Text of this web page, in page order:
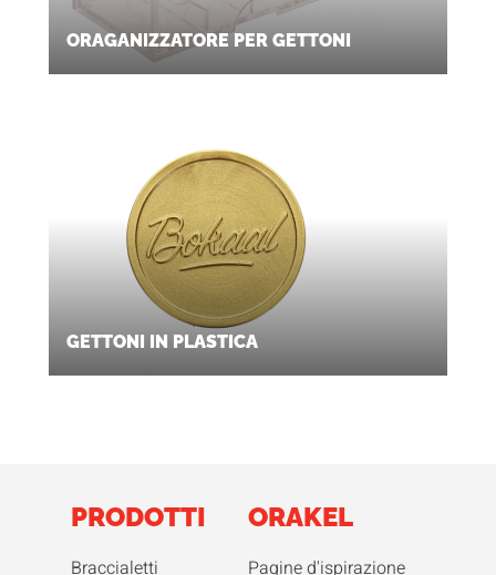
ORAGANIZZATORE PER GETTONI
GETTONI IN PLASTICA
PRODOTTI
Braccialetti
ORAKEL
Pagine d'ispirazione